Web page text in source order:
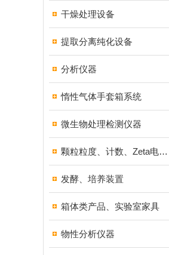
干燥处理设备
提取分离纯化设备
分析仪器
惰性气体手套箱系统
微生物处理检测仪器
颗粒粒度、计数、Zeta电位分析仪器
发酵、培养装置
箱体类产品、实验室家具
物性分析仪器